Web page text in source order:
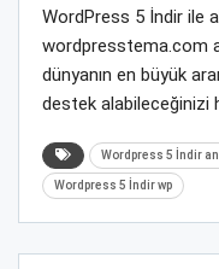
WordPress 5 İndir ile
wordpresstema.com
dünyanın en büyük
destek alabileceğinizi
Wordpress 5 İndir
Wordpress 5 İndir wp